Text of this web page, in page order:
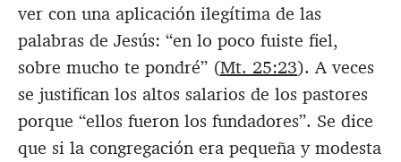
ver con una aplicación ilegítima de las
palabras de Jesús: “en lo poco fuiste fiel,
sobre mucho te pondré” (Mt. 25:23). A veces
se justifican los altos salarios de los pastores
porque “ellos fueron los fundadores”. Se dice
que si la congregación era pequeña y modesta